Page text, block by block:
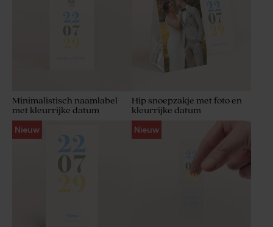
Minimalistisch naamlabel
met kleurrijke datum
Hip snoepzakje met foto en
kleurrijke datum
Nieuw
Nieuw